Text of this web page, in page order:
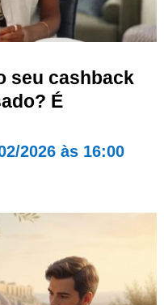
seu cashback
É
2026 às 16:00